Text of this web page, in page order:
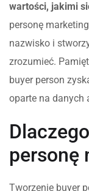
wartości, jakimi
personę
nazwisko i
zrozumieć.
buyer person
oparte na danych
personę
Tworzenie buyer